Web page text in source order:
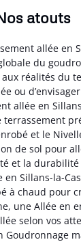
atouts
allée en
du
réalités du
ou
allée en
terrassement
et le
de sol pour
et la
en Sillans-la-
à chaud pour
une Allée en
selon vos
Goudronnage